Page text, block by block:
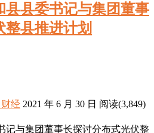
县县委书记与集团董事
县推进计划
财经 2021 年 6 月 30 日 阅读(3,849)
记与集团董事长探讨分布式光伏整